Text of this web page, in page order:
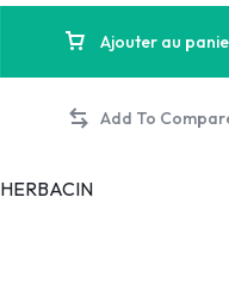
Ajouter au
HERBACIN